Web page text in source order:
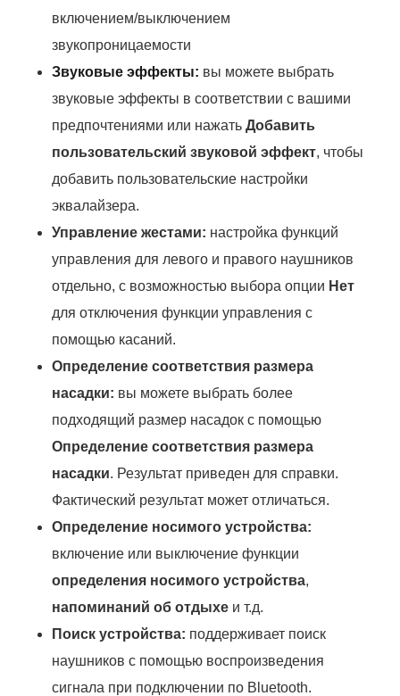
включением/выключением
звукопроницаемости
Звуковые эффекты: вы можете выбрать
звуковые эффекты в соответствии с вашими
предпочтениями или нажатьДобавить
пользовательский звуковой эффект, чтобы
добавить пользовательские настройки
эквалайзера.
Управление жестами: настройка функций
управления для левого и правого наушников
отдельно, с возможностью выбора опции Нет
для отключения функции управления с
помощью касаний.
Определение соответствия размера
насадки: вы можете выбрать более
подходящий размер насадок с помощью
Определение соответствия размера
насадки. Результат приведен для справки.
Фактический результат может отличаться.
Определение носимого устройства:
включение или выключение функции
определения носимого устройства,
напоминаний об отдыхе и т.д.
Поиск устройства: поддерживает поиск
наушников с помощью воспроизведения
сигнала при подключении по Bluetooth.